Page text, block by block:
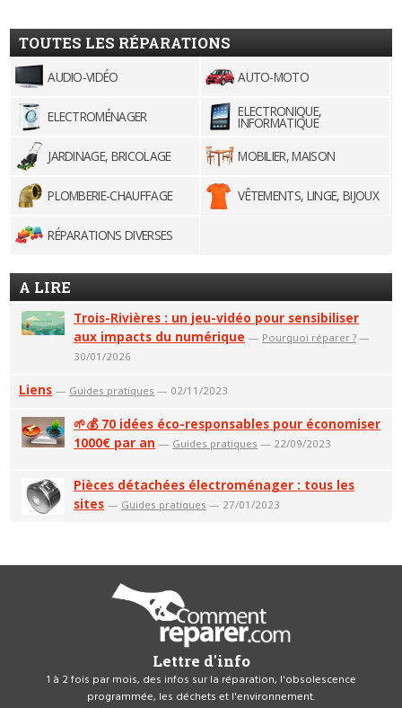
TOUTES LES RÉPARATIONS
AUDIO-VIDÉO AUTO-MOTO
ELECTROMÉNAGER ELECTRONIQUE,
INFORMATIQUE
JARDINAGE, BRICOLAGE
MOBILIER, MAISON
PLOMBERIE-CHAUFFAGE VÊTEMENTS, LINGE, BIJOUX
RÉPARATIONS DIVERSES
A LIRE
Trois-Rivières : un jeu-vidéo pour sensibiliser
aux impacts du numérique — Pourquoi réparer ? —
30/01/2026
Liens — Guides pratiques — 02/11/2023
🌱💰 70 idées éco-responsables pour économiser
1000€ par an — Guides pratiques — 22/09/2023
Pièces détachées électroménager : tous les
sites — Guides pratiques — 27/01/2023
Lettre d'info
1 à 2 fois par mois, des infos sur la réparation, l'obsolescence
programmée, les déchets et l'environnement.